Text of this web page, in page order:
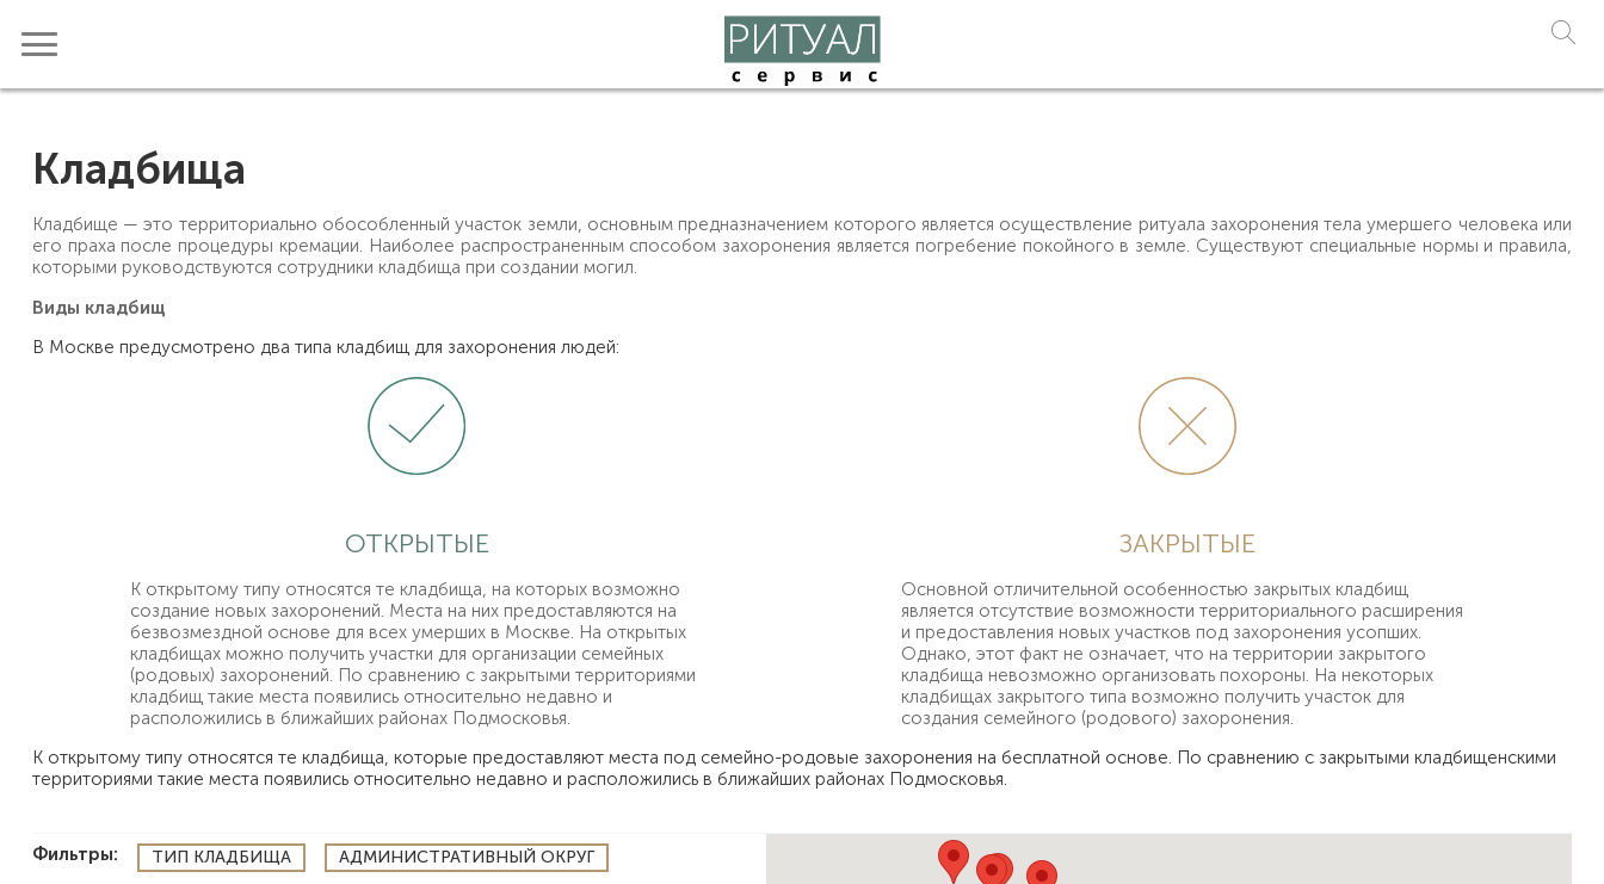
Кладбища
Кладбище — это территориально обособленный участок земли, основным предназначением которого является осуществление ритуала захоронения тела умершего человека или
его праха после процедуры кремации. Наиболее распространенным способом захоронения является погребение покойного в земле. Существуют специальные нормы и правила,
которыми руководствуются сотрудники кладбища при создании могил.
Виды кладбищ
В Москве предусмотрено два типа кладбищ для захоронения людей:
ОТКРЫТЫЕ
К открытому типу относятся те кладбища, на которых возможно
создание новых захоронений. Места на них предоставляются на
безвозмездной основе для всех умерших в Москве. На открытых
кладбищах можно получить участки для организации семейных
(родовых) захоронений. По сравнению с закрытыми территориями
кладбищ такие места появились относительно недавно и
расположились в ближайших районах Подмосковья.
ЗАКРЫТЫЕ
Основной отличительной особенностью закрытых кладбищ
является отсутствие возможности территориального расширения
и предоставления новых участков под захоронения усопших.
Однако, этот факт не означает, что на территории закрытого
кладбища невозможно организовать похороны. На некоторых
кладбищах закрытого типа возможно получить участок для
создания семейного (родового) захоронения.
К открытому типу относятся те кладбища, которые предоставляют места под семейно-родовые захоронения на бесплатной основе. По сравнению с закрытыми кладбищенскими
территориями такие места появились относительно недавно и расположились в ближайших районах Подмосковья.
Фильтры:
ТИП КЛАДБИЩА
АДМИНИСТРАТИВНЫЙ ОКРУГ